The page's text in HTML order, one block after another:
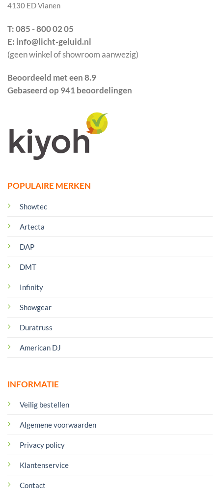
POPULAIRE MERKEN
Showtec
Artecta
DAP
DMT
Infinity
Showgear
Duratruss
American DJ
INFORMATIE
Veilig bestellen
Algemene voorwaarden
Privacy policy
Klantenservice
Contact
4130 ED Vianen
T: 085 - 800 02 05
E: info@licht-geluid.nl
(geen winkel of showroom aanwezig)
Beoordeeld met een 8.9
Gebaseerd op 941 beoordelingen